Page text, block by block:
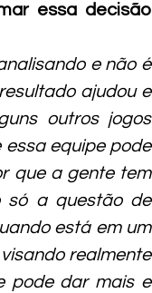
essa decisão
e não é
ajudou e
outros jogos
essa equipe pode
que a gente tem
só a questão de
está em um
realmente
pode dar mais e